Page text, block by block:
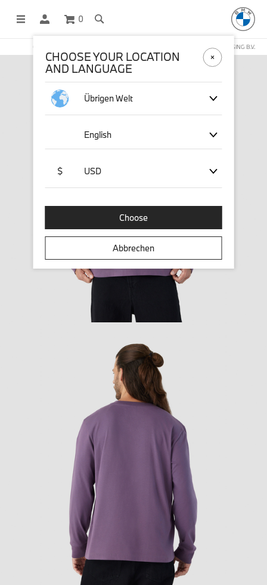
0
OFFICIAL BMW LIFESTYLE SHOP OPERATED BY STICHD SPORTMERCHANDISING B.V.
CHOOSE YOUR LOCATION
AND LANGUAGE
Übrigen Welt
English
$ USD
Choose
Abbrechen